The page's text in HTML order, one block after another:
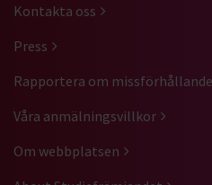
Kontakta oss
Press
Rapportera om
Våra anmälningsvillkor
Om webbplatsen